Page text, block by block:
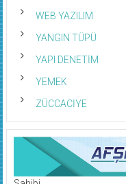
WEB YAZILIM
YANGIN TÜPÜ
YAPI DENETİM
YEMEK
ZÜCCACİYE